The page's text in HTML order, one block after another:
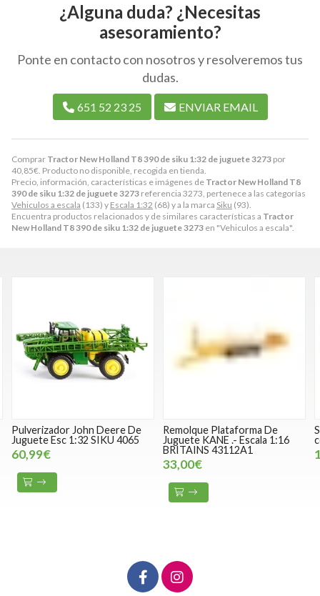
Comprar Tractor New Holland T8 390 de siku 1:32 de juguete 3273 por
40,85€ . Producto no disponible, recogida en tienda.
Precio, información, características e imágenes de Tractor New Holland T8
390 de siku 1:32 de juguete 3273 referencia 3273, pertenece a las categorías
Vehiculos a escala (133) y Escala 1:32 (68) y a la marca Siku (93).
Encuentra productos relacionados y de similares características a Tractor
New Holland T8 390 de siku 1:32 de juguete 3273 en "Vehiculos a escala".
¿Alguna duda? ¿Necesitas
asesoramiento?
Ponte en contacto con nosotros y resolveremos tus
dudas.
651 52 23 25 ENVIAR EMAIL
Pulverizador John Deere De
Juguete Esc 1:32 SIKU 4065
60,99€
Remolque Plataforma De
Juguete KANE .- Escala 1:16
BRITAINS 43112A1
33,00€